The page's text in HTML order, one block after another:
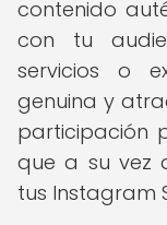
contenido
con tu
servicios o
genuina y
participación
que a su vez
tus Instagram